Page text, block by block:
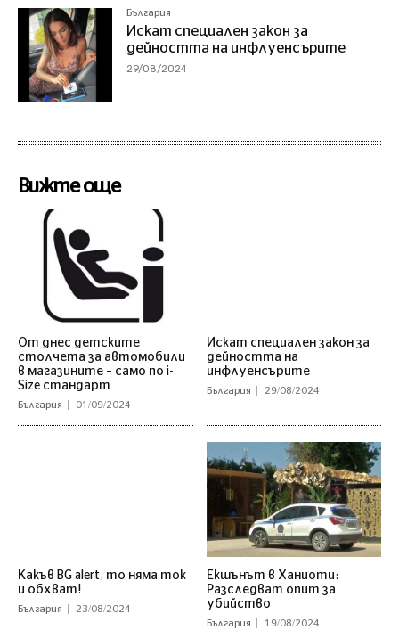
България
Искат специален закон за
дейността на инфлуенсърите
29/08/2024
Вижте още
От днес детските
столчета за автомобили
в магазините – само по i-
Size стандарт
България 01/09/2024
Искат специален закон за
дейността на
инфлуенсърите
България 29/08/2024
Какъв BG alert, то няма ток
и обхват!
България 23/08/2024
Екшънът в Ханиоти:
Разследват опит за
убийство
България 19/08/2024